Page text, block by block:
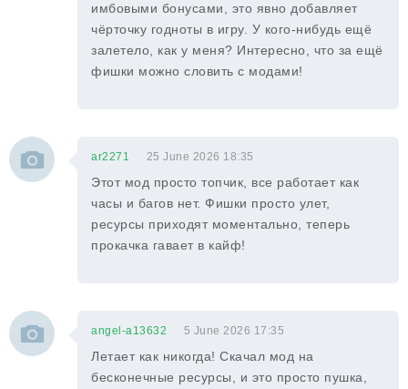
имбовыми бонусами, это явно добавляет
чёрточку годноты в игру. У кого-нибудь ещё
залетело, как у меня? Интересно, что за ещё
фишки можно словить с модами!
ar2271 25 June 2026 18:35
Этот мод просто топчик, все работает как
часы и багов нет. Фишки просто улет,
ресурсы приходят моментально, теперь
прокачка гавает в кайф!
angel-a13632 5 June 2026 17:35
Летает как никогда! Скачал мод на
бесконечные ресурсы, и это просто пушка,